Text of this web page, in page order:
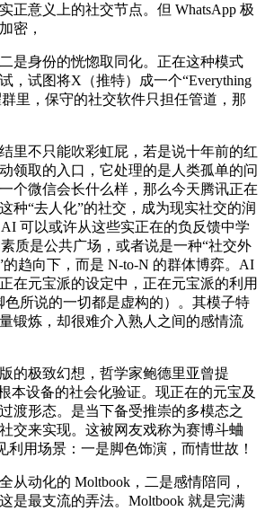
正意义上的社交节点。但 WhatsApp 极
密，
身份的恍惚取同化。正在这种模式
，试图将X（推特）成一个“Everything
里，保守的社交软件只担任管道，那
不只能吹彩虹屁，若是说十年前的红
领取的入口，它处理的是人类孤单的问
个微信会长什么样，那么今天腾讯正在
种“去人化”的社交，成为现实社交的润
可以或许从这些实正在的负反馈中学
质是公共广场，或者说是一种“社交外
的趋向下，而是 N-to-N 的群体博弈。AI
在元宝派的设定中，正在元宝派的利用
色所说的一切都是虚构的）。其模子特
锻炼，却很难介入熟人之间的感情流
极致幻想，哲学家鲍德里亚曾提
本设备的社会化验证。现正在的元宝及
渡形态。是当下备受推崇的多模态之
交来实现。这被网友戏称为赛博斗蛐
利用场景：一是脚色饰演，而情世故！
动化的 Moltbook，二是感情陪同，
是最支流的弄法。Moltbook 就是完满